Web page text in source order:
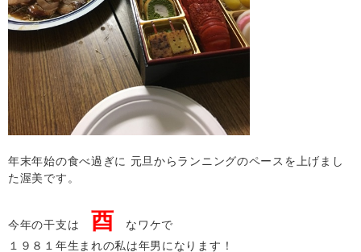
年末年始の食べ過ぎに 元旦からランニングのペースを上げまし
た渥美です。
今年の干支は 酉 なワケで
１９８１年生まれの私は年男になります！